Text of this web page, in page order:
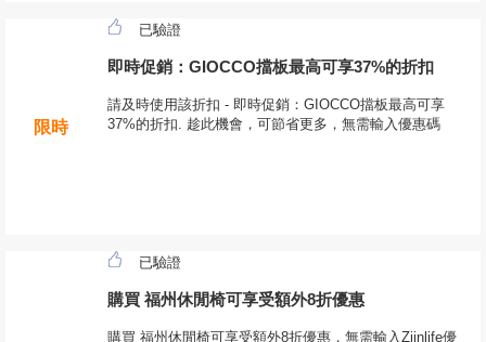
限時
已驗證
即時促銷：GIOCCO擋板最高可享37%的折扣
請及時使用該折扣 - 即時促銷：GIOCCO擋板最高可享
37%的折扣. 趁此機會，可節省更多，無需輸入優惠碼
已驗證
購買 福州休閒椅可享受額外8折優惠
購買 福州休閒椅可享受額外8折優惠，無需輸入Ziinlife優